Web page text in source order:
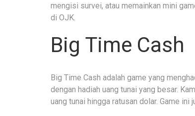
mengisi survei, atau memainkan mini
di OJK.
Big Time Cash
Big Time Cash adalah game yang
dengan hadiah uang tunai yang besar.
uang tunai hingga ratusan dolar. Game